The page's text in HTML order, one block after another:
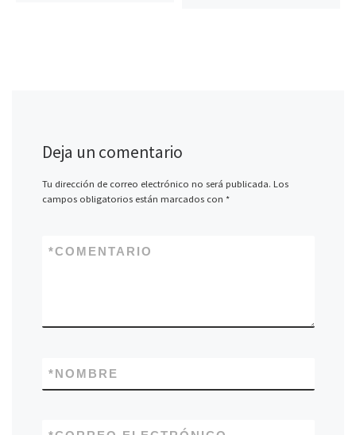
Deja un comentario
Tu dirección de correo electrónico no será publicada. Los
campos obligatorios están marcados con *
COMENTARIO
*
NOMBRE
*